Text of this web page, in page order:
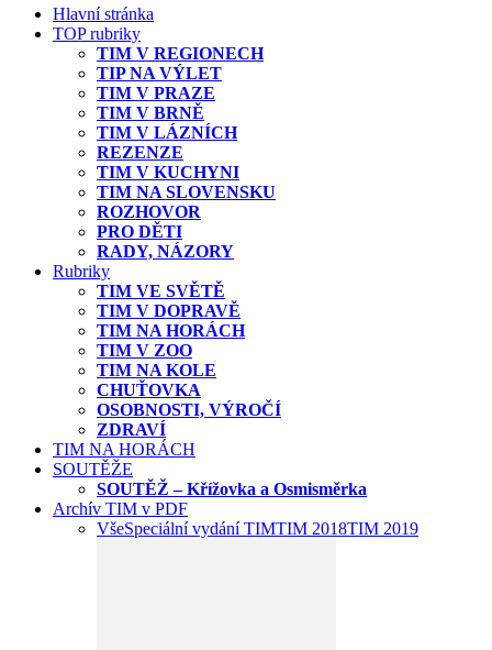
Hlavní stránka
TOP rubriky
TIM V REGIONECH
TIP NA VÝLET
TIM V PRAZE
TIM V BRNĚ
TIM V LÁZNÍCH
REZENZE
TIM V KUCHYNI
TIM NA SLOVENSKU
ROZHOVOR
PRO DĚTI
RADY, NÁZORY
Rubriky
TIM VE SVĚTĚ
TIM V DOPRAVĚ
TIM NA HORÁCH
TIM V ZOO
TIM NA KOLE
CHUŤOVKA
OSOBNOSTI, VÝROČÍ
ZDRAVÍ
TIM NA HORÁCH
SOUTĚŽE
SOUTĚŽ – Křížovka a Osmisměrka
Archív TIM v PDF
VšeSpeciální vydání TIMTIM 2018TIM 2019